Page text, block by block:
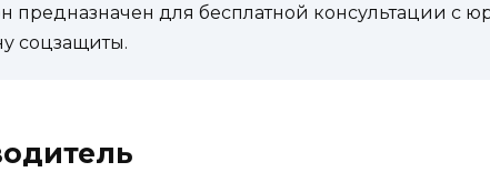
предназначен для бесплатной консультации с
соцзащиты.